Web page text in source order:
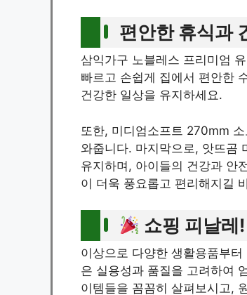
편안한 휴식과
삼익가구 노블레스 프리미엄
빠르고 손쉽게 집에서 편안한
건강한 일상을 유지하세요.
또한, 미디엄소프트 270mm
와줍니다. 마지막으로, 앗뜨곰
유지하며, 아이들의 건강과 안
이 더욱 풍요롭고 편리해지길
쇼핑 피날레!
이상으로 다양한 생활용품부
은 실용성과 품질을 고려하여
이템들을 꼼꼼히 살펴보시고,